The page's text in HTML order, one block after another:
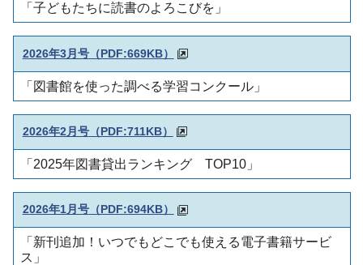
「子どもたちに読書のよろこびを」
2026年3月号（PDF:669KB）
「図書館を使った調べる学習コンクール」
2026年2月号（PDF:711KB）
「2025年図書貸出ランキング TOP10」
2026年1月号（PDF:694KB）
「新刊追加！いつでもどこでも使える電子書籍サービ
ス」